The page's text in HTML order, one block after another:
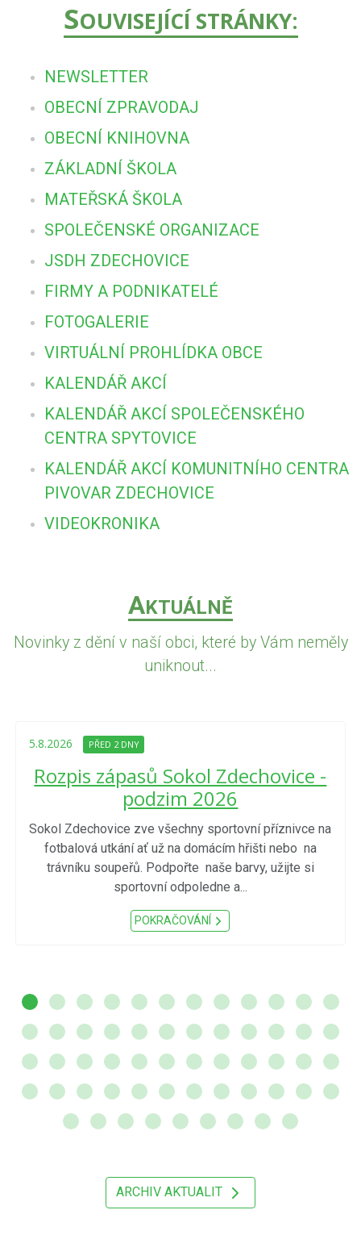
SOUVISEJÍCÍ STRÁNKY:
NEWSLETTER
OBECNÍ ZPRAVODAJ
OBECNÍ KNIHOVNA
ZÁKLADNÍ ŠKOLA
MATEŘSKÁ ŠKOLA
SPOLEČENSKÉ ORGANIZACE
JSDH ZDECHOVICE
FIRMY A PODNIKATELÉ
FOTOGALERIE
VIRTUÁLNÍ PROHLÍDKA OBCE
KALENDÁŘ AKCÍ
KALENDÁŘ AKCÍ SPOLEČENSKÉHO
CENTRA SPYTOVICE
KALENDÁŘ AKCÍ KOMUNITNÍHO CENTRA
PIVOVAR ZDECHOVICE
VIDEOKRONIKA
AKTUÁLNĚ
Novinky z dění v naší obci, které by Vám neměly
uniknout...
5.8.2026 PŘED 2 DNY
Rozpis zápasů Sokol Zdechovice -
podzim 2026
Sokol Zdechovice zve všechny sportovní příznivce na
fotbalová utkání ať už na domácím hřišti nebo na
trávníku soupeřů. Podpořte naše barvy, užijte si
sportovní odpoledne a...
POKRAČOVÁNÍ
ARCHIV AKTUALIT